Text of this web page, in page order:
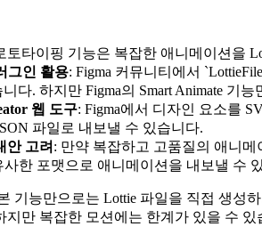
토타이핑 기능은 복잡한 애니메이션을
그인 활용: Figma 커뮤니티에서
다. 하지만 Figma의 Smart Animate 기
웹 도구: Figma에서 디자인 요소를
파일로 내보낼 수 있습니다.
안 고려 : 만약 복잡하고 고품질의 애니메
사한 포맷으로 애니메이션을 내보낼 수
기능만으로는 Lottie 파일을 직접 생성
지만 복잡한 모션에는 한계가 있을 수 있